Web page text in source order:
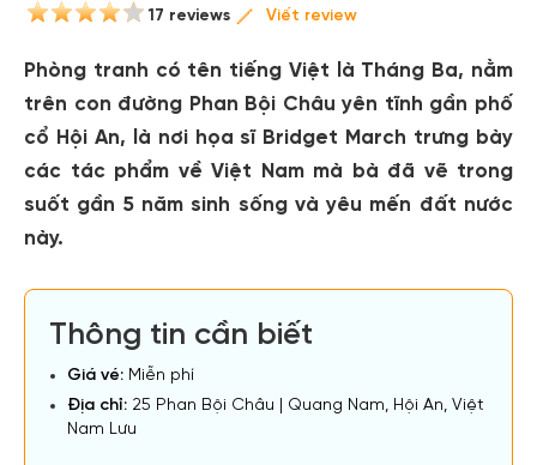
17 reviews Viết review
Phòng tranh có tên tiếng Việt là Tháng Ba, nằm
trên con đường Phan Bội Châu yên tĩnh gần phố
cổ Hội An, là nơi họa sĩ Bridget March trưng bày
các tác phẩm về Việt Nam mà bà đã vẽ trong
suốt gần 5 năm sinh sống và yêu mến đất nước
này.
Thông tin cần biết
Giá vé: Miễn phí
Địa chỉ: 25 Phan Bội Châu | Quang Nam, Hội An, Việt
Nam Lưu